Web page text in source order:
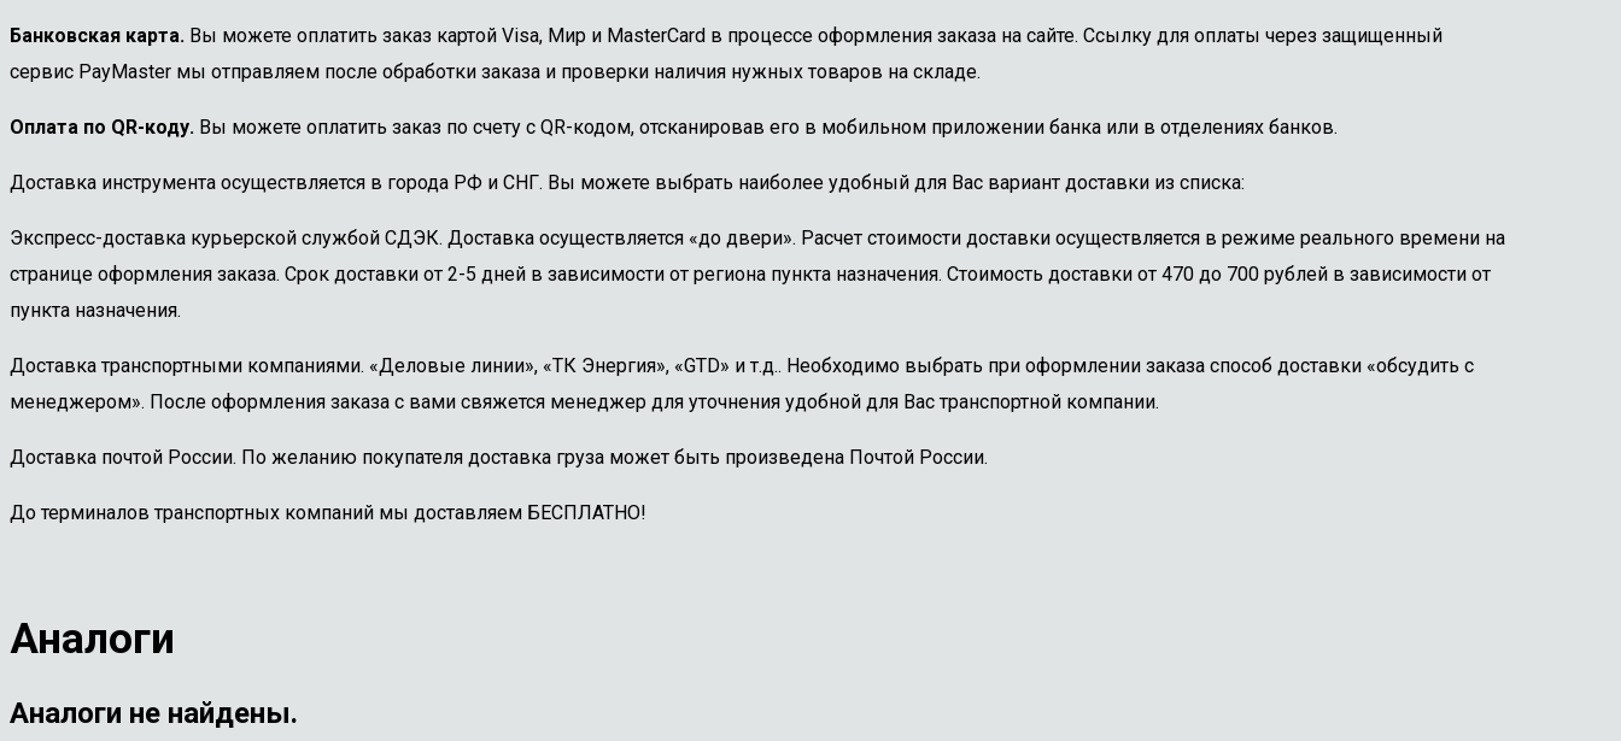
Банковская карта. Вы можете оплатить заказ картой Visa, Мир и MasterCard в процессе оформления заказа на сайте. Ссылку для оплаты через защищенный
сервис PayMaster мы отправляем после обработки заказа и проверки наличия нужных товаров на складе.
Оплата по QR-коду. Вы можете оплатить заказ по счету с QR-кодом, отсканировав его в мобильном приложении банка или в отделениях банков.
Доставка инструмента осуществляется в города РФ и СНГ. Вы можете выбрать наиболее удобный для Вас вариант доставки из списка:
Экспресс-доставка курьерской службой СДЭК. Доставка осуществляется «до двери». Расчет стоимости доставки осуществляется в режиме реального времени на
странице оформления заказа. Срок доставки от 2-5 дней в зависимости от региона пункта назначения. Стоимость доставки от 470 до 700 рублей в зависимости от
пункта назначения.
Доставка транспортными компаниями. «Деловые линии», «ТК Энергия», «GTD» и т.д.. Необходимо выбрать при оформлении заказа способ доставки «обсудить с
менеджером». После оформления заказа с вами свяжется менеджер для уточнения удобной для Вас транспортной компании.
Доставка почтой России. По желанию покупателя доставка груза может быть произведена Почтой России.
До терминалов транспортных компаний мы доставляем БЕСПЛАТНО!
Аналоги
Аналоги не найдены.